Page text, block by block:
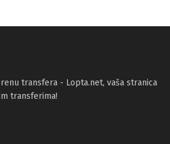
transfera - Lopta.net, vaša stranica
transferima!